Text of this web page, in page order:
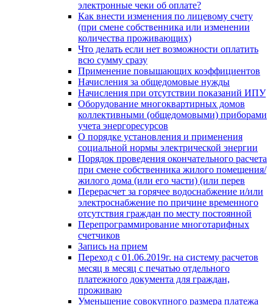
электронные чеки об оплате?
Как внести изменения по лицевому счету
(при смене собственника или изменении
количества проживающих)
Что делать если нет возможности оплатить
всю сумму сразу
Применение повышающих коэффициентов
Начисления за общедомовые нужды
Начисления при отсутствии показаний ИПУ
Оборудование многоквартирных домов
коллективными (общедомовыми) приборами
учета энергоресурсов
О порядке установления и применения
социальной нормы электрической энергии
Порядок проведения окончательного расчета
при смене собственника жилого помещения/
жилого дома (или его части) (или перев
Перерасчет за горячее водоснабжение и/или
электроснабжение по причине временного
отсутствия граждан по месту постоянной
Перепрограммирование многотарифных
счетчиков
Запись на прием
Переход с 01.06.2019г. на систему расчетов
месяц в месяц с печатью отдельного
платежного документа для граждан,
проживаю
Уменьшение совокупного размера платежа